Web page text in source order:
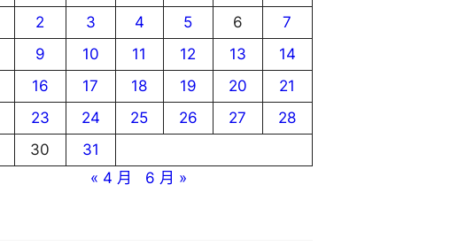
2 3 4 5 6
7
9 10 11 12 13
14
16 17 18 19 20
21
23 24 25 26 27
28
30
31
« 4 月
6 月 »